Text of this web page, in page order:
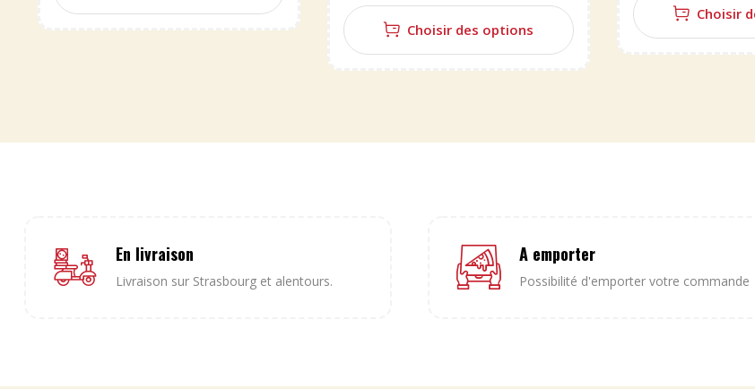
Choisir des options
Choisir
En livraison
Livraison sur Strasbourg et alentours.
A emporter
Possibilité d'emporter votre commande